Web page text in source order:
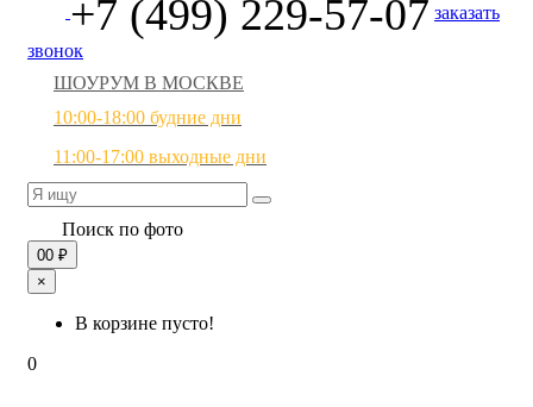
+7 (499) 229-57-07 заказать
звонок
ШОУРУМ В МОСКВЕ
10:00-18:00 будние дни
11:00-17:00 выходные дни
Поиск по фото
00 ₽
×
В корзине пусто!
0